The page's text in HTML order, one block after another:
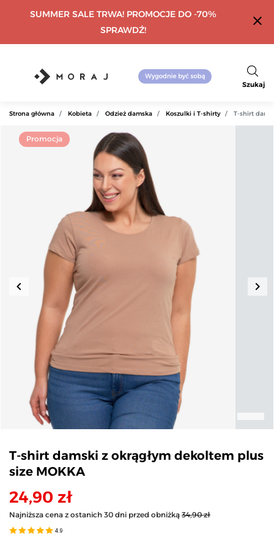
SUMMER SALE TRWA! PROMOCJE DO -70%
SPRAWDŹ!
close
Szukaj
Strona główna Kobieta Odzież damska Koszulki i T-shirty T-shirt
Promocja
Poprzedni
keyboard_arrow_left keyboard_arrow_right
T-shirt damski z okrągłym dekoltem plus
size MOKKA
24,90 zł
Najniższa cena z ostanich 30 dni przed obniżką 34,90 zł
4.9